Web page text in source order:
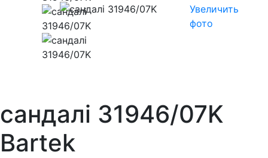
Увеличить
фото
сандалі 31946/07K
Bartek